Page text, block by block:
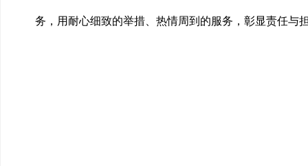
务，用耐心细致的举措、热情周到的服务，彰显责任与